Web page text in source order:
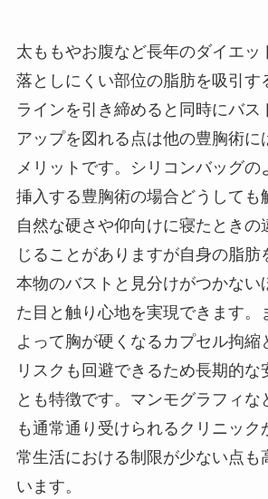
太ももやお腹など長年のダイエッ
落としにくい部位の脂肪を吸引す
ラインを引き締めると同時にバス
アップを図れる点は他の豊胸術に
メリットです。シリコンバッグの
挿入する豊胸術の場合どうしても
自然な硬さや仰向けに寝たときの
じることがありますが自身の脂肪
本物のバストと見分けがつかない
た目と触り心地を実現できます。
よって胸が硬くなるカプセル拘縮
リスクも回避できるため長期的な
とも特徴です。マンモグラフィな
も通常通り受けられるクリニック
常生活における制限が少ない点も
います。